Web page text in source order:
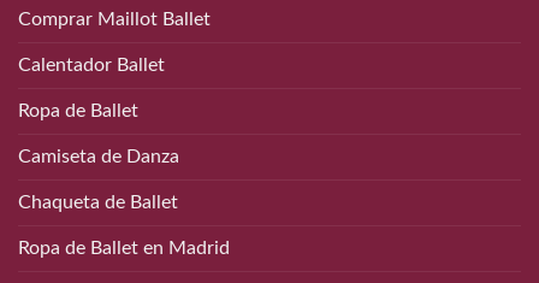
Comprar Maillot Ballet
Calentador Ballet
Ropa de Ballet
Camiseta de Danza
Chaqueta de Ballet
Ropa de Ballet en Madrid